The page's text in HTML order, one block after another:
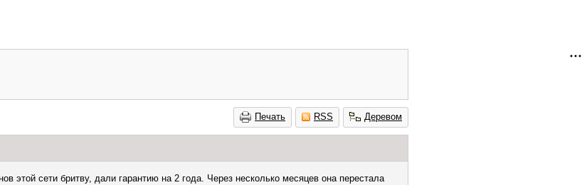
Печать RSS Деревом
этой сети бритву, дали гарантию на 2 года. Через несколько месяцев она перестала